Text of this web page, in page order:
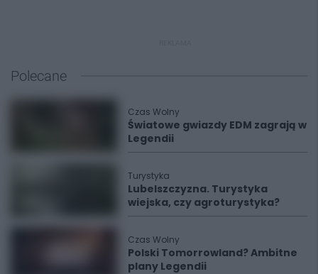
Polecane
Czas Wolny
Światowe gwiazdy EDM zagrają w
Legendii
Turystyka
Lubelszczyzna. Turystyka
wiejska, czy agroturystyka?
Czas Wolny
Polski Tomorrowland? Ambitne
plany Legendii